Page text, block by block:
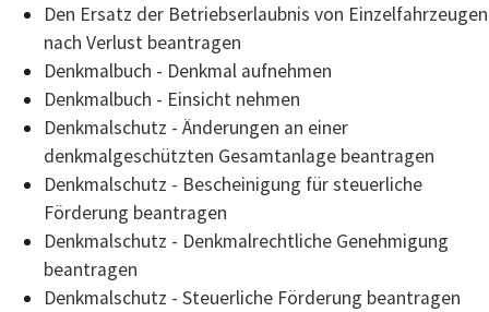
Den Ersatz der Betriebserlaubnis von Einzelfahrzeugen
nach Verlust beantragen
Denkmalbuch - Denkmal aufnehmen
Denkmalbuch - Einsicht nehmen
Denkmalschutz - Änderungen an einer
denkmalgeschützten Gesamtanlage beantragen
Denkmalschutz - Bescheinigung für steuerliche
Förderung beantragen
Denkmalschutz - Denkmalrechtliche Genehmigung
beantragen
Denkmalschutz - Steuerliche Förderung beantragen